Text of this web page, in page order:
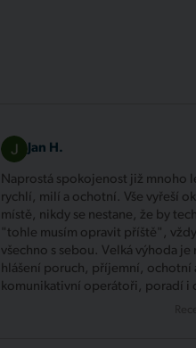
Jan H.
Naprostá spokojenost již mnoho
rychlí, milí a ochotní. Vše vyřeší
místě, nikdy se nestane, že by
"tohle musím opravit příště",
všechno s sebou. Velká výhoda je
hlášení poruch, příjemní, ochotní
komunikativní operátoři, poradí i